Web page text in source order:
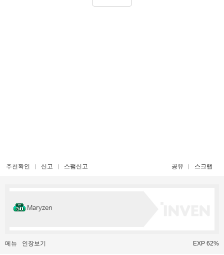
추천확인 신고 스팸신고 공유 스크랩
Maryzen
메뉴 인장보기 EXP 62%